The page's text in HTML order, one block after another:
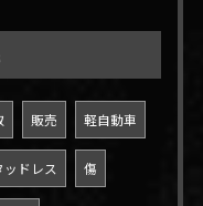
販売 軽自動車
ッドレス 傷